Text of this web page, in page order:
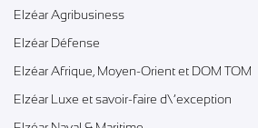
Elzéar Agribusiness
Elzéar Défense
Elzéar Afrique, Moyen-Orient et DOM TOM
Elzéar Luxe et savoir-faire d\’exception